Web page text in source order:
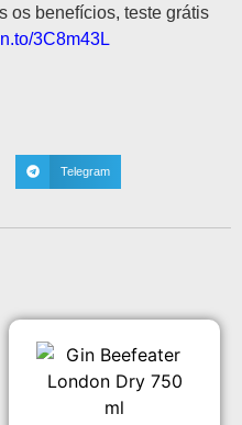
os benefícios, teste grátis
3C8m43L
Telegram